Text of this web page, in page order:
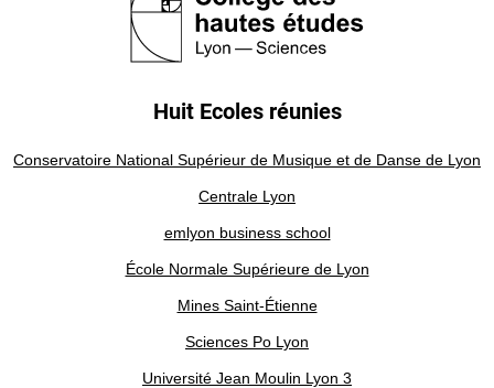
Huit Ecoles réunies
Conservatoire National Supérieur de Musique et de Danse de Lyon
Centrale Lyon
emlyon business school
École Normale Supérieure de Lyon
Mines Saint-Étienne
Sciences Po Lyon
Université Jean Moulin Lyon 3